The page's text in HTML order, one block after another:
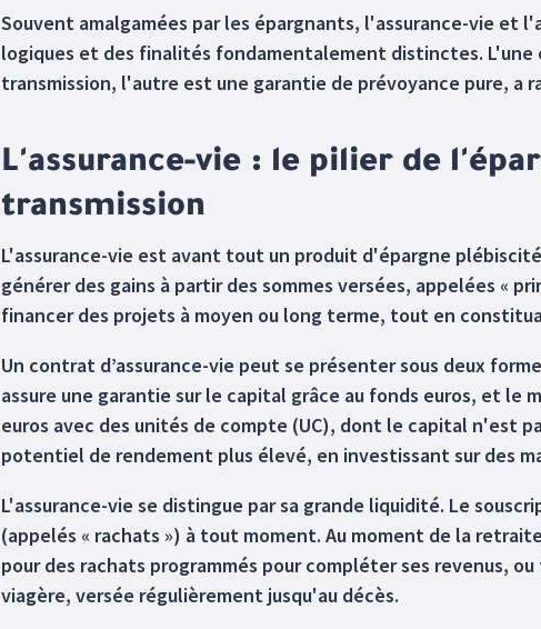
Souvent amalgamées par les épargnants, l'assurance-vie et
logiques et des finalités fondamentalement distinctes.
transmission, l'autre est une garantie de prévoyance pure, a
L'assurance-vie : le pilier de
transmission
L'assurance-vie est avant tout un produit d'épargne
générer des gains à partir des sommes versées, appelées «
financer des projets à moyen ou long terme, tout en
Un contrat d’assurance-vie peut se présenter sous deux
assure une garantie sur le capital grâce au fonds euros, et le
euros avec des unités de compte (UC), dont le capital n'est
potentiel de rendement plus élevé, en investissant sur des
L'assurance-vie se distingue par sa grande liquidité. Le
(appelés « rachats ») à tout moment. Au moment de la
pour des rachats programmés pour compléter ses revenus,
viagère, versée régulièrement jusqu'au décès.